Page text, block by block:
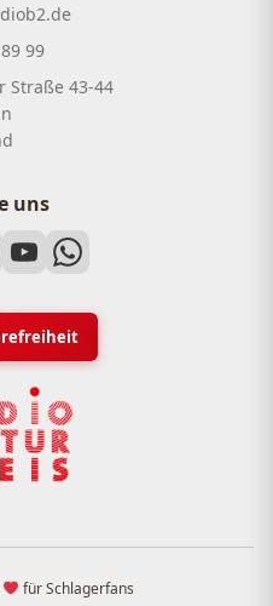
99
Straße 43-44
uns
für Schlagerfans